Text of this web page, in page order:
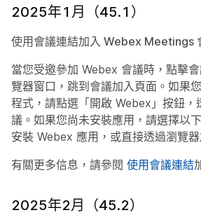
2025年1月（45.1）
使用會議連結加入 Webex Meetings
當您受邀參加 Webex 會議時，點擊
覽器窗口，跳到會議加入頁面。如果
程式，請點選「開啟 Webex」按鈕，
議。如果您尚未安裝應用，請選擇以
安裝 Webex 應用，或直接透過瀏覽器
有關更多信息，請參閱 使用會議連結
2025年2月（45.2）